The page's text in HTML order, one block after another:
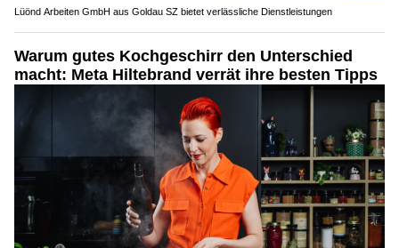
Lüönd Arbeiten GmbH aus Goldau SZ bietet verlässliche Dienstleistungen
Warum gutes Kochgeschirr den Unterschied
macht: Meta Hiltebrand verrät ihre besten Tipps